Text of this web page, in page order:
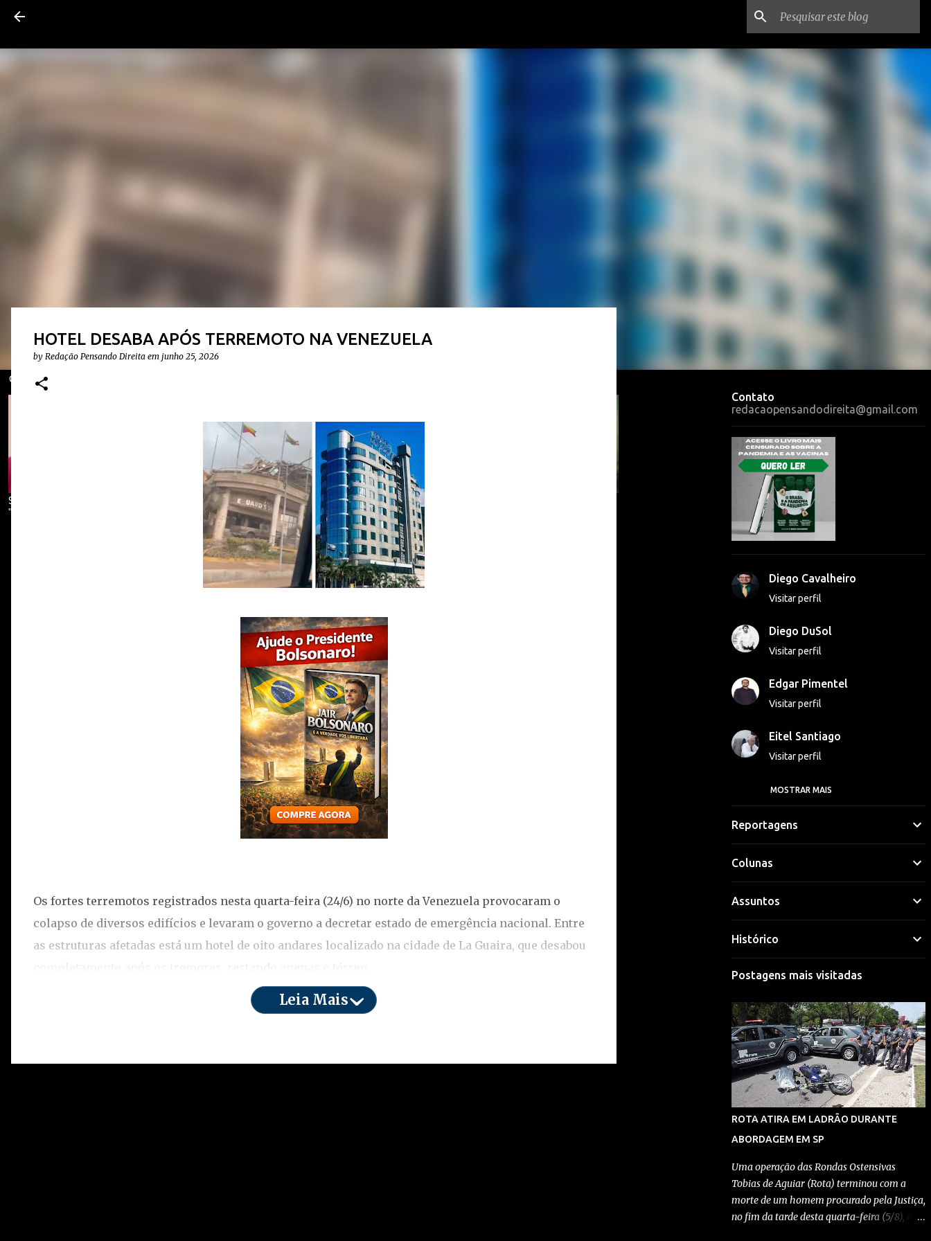
HOTEL DESABA APÓS TERREMOTO NA VENEZUELA
by Redação Pensando Direita em junho 25, 2026
Os fortes terremotos registrados nesta quarta-feira (24/6) no norte da Venezuela provocaram o
colapso de diversos edifícios e levaram o governo a decretar estado de emergência nacional. Entre
as estruturas afetadas está um hotel de oito andares localizado na cidade de La Guaira, que desabou
Leia Mais
Contato
redacaopensandodireita@gmail.com
Diego Cavalheiro
Visitar perfil
Diego DuSol
Visitar perfil
Edgar Pimentel
Visitar perfil
Eitel Santiago
Visitar perfil
Georgina Luna
Gláucio Vinicius
Visitar perfil
Hipólito Lima
Visitar perfil
Visitar perfil
Morgana Macena
Visitar perfil
Rafael Durand
Visitar perfil
Rafael Paes
Redação Pensando Direita
Visitar perfil
Redação Pensando Direita
MOSTRAR MAIS
Reportagens
Colunas
Assuntos
Histórico
Postagens mais visitadas
ROTA ATIRA EM LADRÃO DURANTE
ABORDAGEM EM SP
Uma operação das Rondas Ostensivas
Tobias de Aguiar (Rota) terminou com a
morte de um homem procurado pela Justiça,
no fim da tarde desta quarta-feira (5/8), em